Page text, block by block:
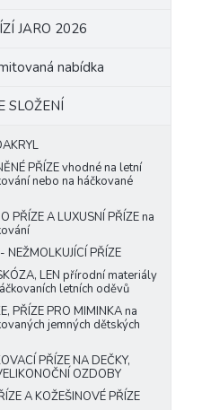
JARO 2026
nabídka
SLOŽENÍ
PŘÍZE vhodné na letní
nebo na háčkované
PŘÍZE A LUXUSNÍ PŘÍZE na
NEŽMOLKUJÍCÍ PŘÍZE
LEN přírodní materiály
letních oděvů
PŘÍZE PRO MIMINKA na
jemných dětských
PŘÍZE NA DEČKY,
OZDOBY
A KOŽEŠINOVÉ PŘÍZE